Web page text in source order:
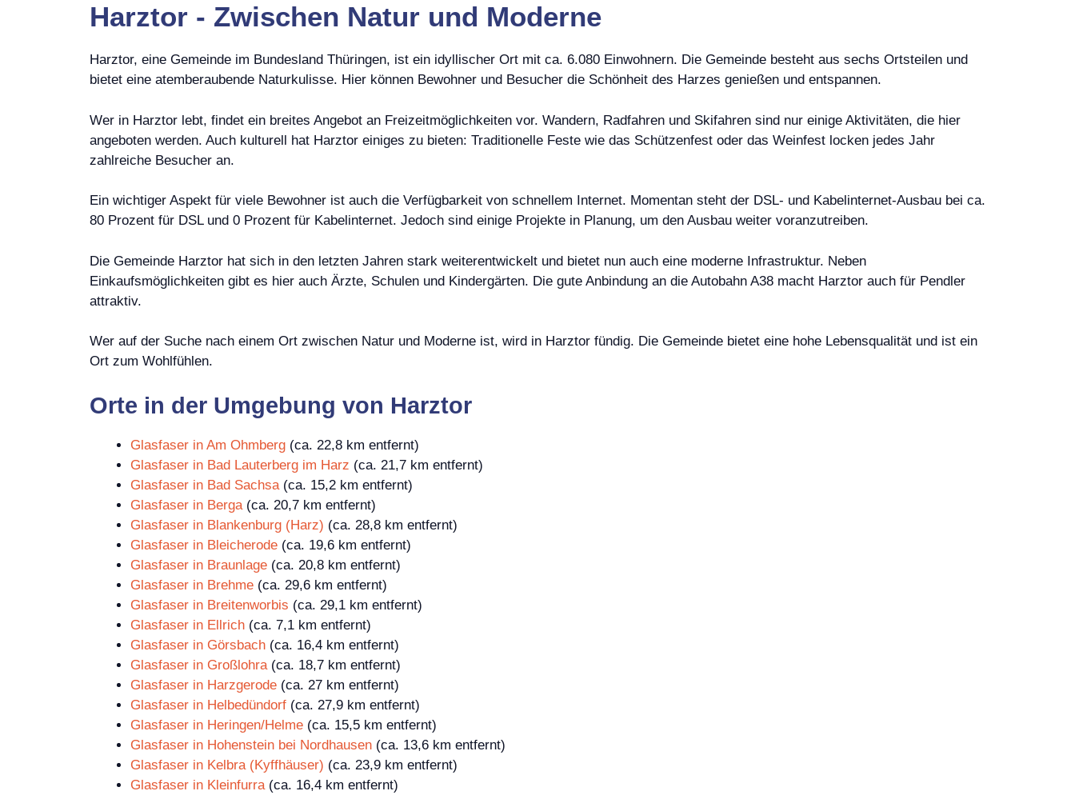
Harztor - Zwischen Natur und Moderne
Harztor, eine Gemeinde im Bundesland Thüringen, ist ein idyllischer Ort mit ca. 6.080 Einwohnern. Die Gemeinde besteht aus sechs Ortsteilen und
bietet eine atemberaubende Naturkulisse. Hier können Bewohner und Besucher die Schönheit des Harzes genießen und entspannen.
Wer in Harztor lebt, findet ein breites Angebot an Freizeitmöglichkeiten vor. Wandern, Radfahren und Skifahren sind nur einige Aktivitäten, die hier
angeboten werden. Auch kulturell hat Harztor einiges zu bieten: Traditionelle Feste wie das Schützenfest oder das Weinfest locken jedes Jahr
zahlreiche Besucher an.
Ein wichtiger Aspekt für viele Bewohner ist auch die Verfügbarkeit von schnellem Internet. Momentan steht der DSL- und Kabelinternet-Ausbau bei ca.
80 Prozent für DSL und 0 Prozent für Kabelinternet. Jedoch sind einige Projekte in Planung, um den Ausbau weiter voranzutreiben.
Die Gemeinde Harztor hat sich in den letzten Jahren stark weiterentwickelt und bietet nun auch eine moderne Infrastruktur. Neben
Einkaufsmöglichkeiten gibt es hier auch Ärzte, Schulen und Kindergärten. Die gute Anbindung an die Autobahn A38 macht Harztor auch für Pendler
attraktiv.
Wer auf der Suche nach einem Ort zwischen Natur und Moderne ist, wird in Harztor fündig. Die Gemeinde bietet eine hohe Lebensqualität und ist ein
Ort zum Wohlfühlen.
Orte in der Umgebung von Harztor
Glasfaser in Am Ohmberg (ca. 22,8 km entfernt)
Glasfaser in Bad Lauterberg im Harz (ca. 21,7 km entfernt)
Glasfaser in Bad Sachsa(ca. 15,2 km entfernt)
Glasfaser in Berga(ca. 20,7 km entfernt)
Glasfaser in Blankenburg (Harz) (ca. 28,8 km entfernt)
Glasfaser in Bleicherode (ca. 19,6 km entfernt)
Glasfaser in Braunlage (ca. 20,8 km entfernt)
Glasfaser in Brehme (ca. 29,6 km entfernt)
Glasfaser in Breitenworbis (ca. 29,1 km entfernt)
Glasfaser in Ellrich (ca. 7,1 km entfernt)
Glasfaser in Görsbach (ca. 16,4 km entfernt)
Glasfaser in Großlohra(ca. 18,7 km entfernt)
Glasfaser in Harzgerode (ca. 27 km entfernt)
Glasfaser in Helbedündorf (ca. 27,9 km entfernt)
Glasfaser in Heringen/Helme (ca. 15,5 km entfernt)
Glasfaser in Hohenstein bei Nordhausen (ca. 13,6 km entfernt)
Glasfaser in Kelbra (Kyffhäuser) (ca. 23,9 km entfernt)
Glasfaser in Kleinfurra(ca. 16,4 km entfernt)